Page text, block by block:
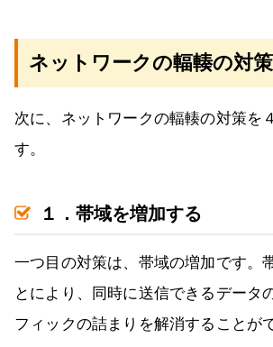
ネットワークの輻輳の対
次に、ネットワークの輻輳の対策を
す。
１．帯域を増加する
一つ目の対策は、帯域の増加です。
とにより、同時に送信できるデータ
フィックの詰まりを解消することが